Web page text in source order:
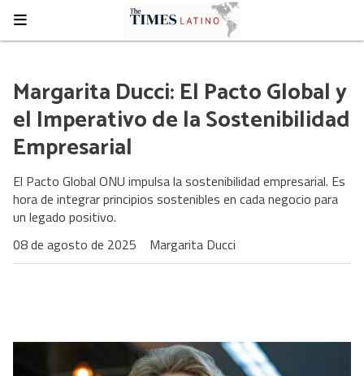
Margarita Ducci: El Pacto Global y
el Imperativo de la Sostenibilidad
Empresarial
El Pacto Global ONU impulsa la sostenibilidad empresarial. Es
hora de integrar principios sostenibles en cada negocio para
un legado positivo.
08 de agosto de 2025
Margarita Ducci